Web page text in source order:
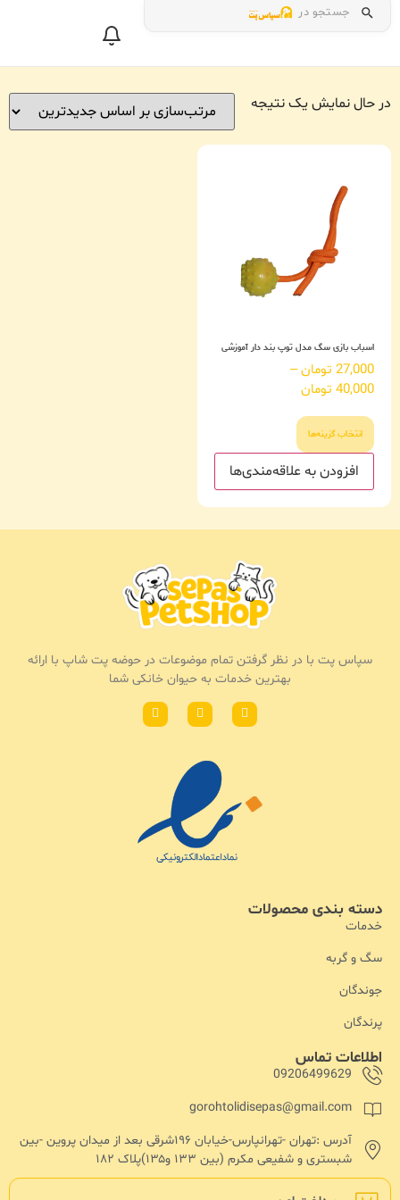
جستجو در
در حال نمایش یک نتیجه
اسباب بازی سگ مدل توپ بند دار آموزشی
27,000 تومان–
40,000 تومان
انتخاب گزینه‌ها
افزودن به علاقه‌مندی‌ها
اطلاعات تماس
09206499629
gorohtolidisepas@gmail.com
آدرس :تهران -تهرانپارس-خیابان ۱۹۶شرقی بعد از میدان پروین -بین
شبستری و شفیعی مکرم (بین ۱۳۳ و۱۳۵)پلاک ۱۸۲
دسته بندی محصولات
خدمات
سگ و گربه
جوندگان
پرندگان
سپاس پت با در نظر گرفتن تمام موضوعات در حوضه پت شاپ با ارائه
بهترین خدمات به حیوان خانکی شما